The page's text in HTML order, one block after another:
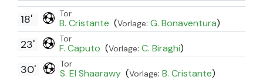
Tor
B. Cristante (Vorlage: G. Bonaventura)
18'
Tor
F. Caputo (Vorlage: C. Biraghi)
23'
Tor
S. El Shaarawy (Vorlage: B. Cristante)
30'